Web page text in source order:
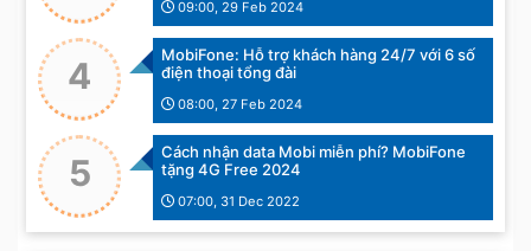
09:00, 29 Feb 2024
4
MobiFone: Hỗ trợ khách hàng 24/7 với 6 số
điện thoại tổng đài
08:00, 27 Feb 2024
5
Cách nhận data Mobi miễn phí? MobiFone
tặng 4G Free 2024
07:00, 31 Dec 2022